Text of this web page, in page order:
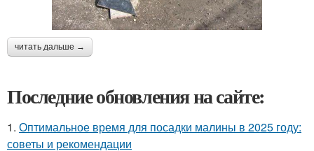
читать дальше →
Последние обновления на сайте:
1. Оптимальное время для посадки малины в 2025 году:
советы и рекомендации